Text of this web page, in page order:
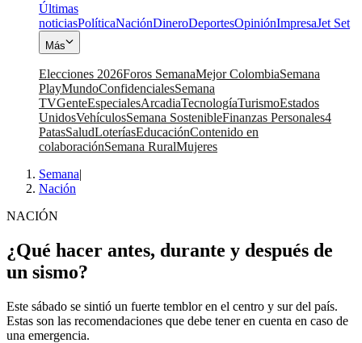
Últimas
noticiasPolíticaNaciónDineroDeportesOpiniónImpresaJet Set
Más
Elecciones 2026Foros SemanaMejor ColombiaSemana
PlayMundoConfidencialesSemana
TVGenteEspecialesArcadiaTecnologíaTurismoEstados
UnidosVehículosSemana SostenibleFinanzas Personales4
PatasSaludLoteríasEducaciónContenido en
colaboraciónSemana RuralMujeres
Semana|
Nación
NACIÓN
¿Qué hacer antes, durante y después de
un sismo?
Este sábado se sintió un fuerte temblor en el centro y sur del país.
Estas son las recomendaciones que debe tener en cuenta en caso de
una emergencia.